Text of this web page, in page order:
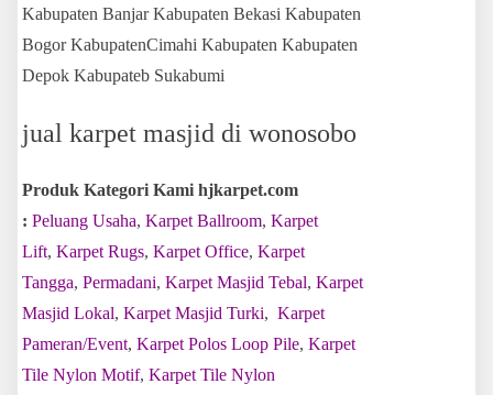
Kabupaten Banjar Kabupaten Bekasi Kabupaten
Bogor KabupatenCimahi Kabupaten Kabupaten
Depok Kabupateb Sukabumi
jual karpet masjid di wonosobo
Produk Kategori Kami hjkarpet.com
: Peluang Usaha, Karpet Ballroom, Karpet
Lift, Karpet Rugs, Karpet Office, Karpet
Tangga, Permadani, Karpet Masjid Tebal, Karpet
Masjid Lokal, Karpet Masjid Turki, Karpet
Pameran/Event, Karpet Polos Loop Pile, Karpet
Tile Nylon Motif, Karpet Tile Nylon